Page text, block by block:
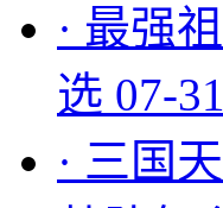
· 最强
选 07-31
· 三国